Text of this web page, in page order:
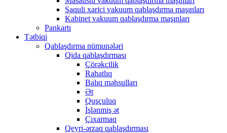
Şaquli xarici vakuum qablaşdırma maşınları
Kabinet vakuum qablaşdırma maşınları
Pankartı
Tətbiqi
Qablaşdırma nümunələri
Qida qablaşdırması
Çörəkçilik
Rahatlıq
Balıq məhsulları
Ət
Quşçuluq
İşlənmiş ət
Çıxarmaq
Qeyri-ərzaq qablaşdırması